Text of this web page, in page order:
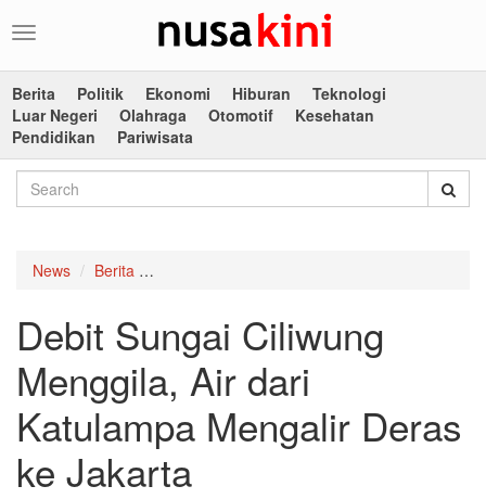
Toggle
Berita
Politik Ekonomi Hiburan
Teknologi
Luar Negeri
Olahraga Otomotif
Kesehatan
Pendidikan
Pariwisata
News Berita
Debit Sungai Ciliwung
Menggila, Air dari
Katulampa Mengalir Deras
ke Jakarta